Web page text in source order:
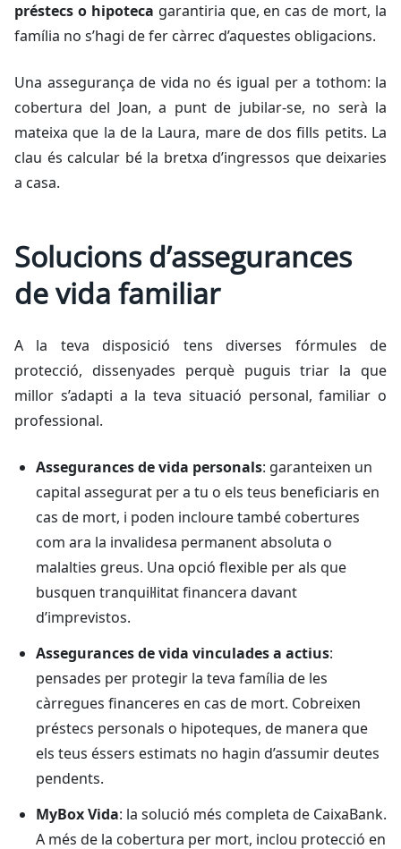
préstecs o hipoteca garantiria que, en cas de mort, la
família no s’hagi de fer càrrec d’aquestes obligacions.
Una assegurança de vida no és igual per a tothom: la
cobertura del Joan, a punt de jubilar-se, no serà la
mateixa que la de la Laura, mare de dos fills petits. La
clau és calcular bé la bretxa d’ingressos que deixaries
a casa.
Solucions d’assegurances
de vida familiar
A la teva disposició tens diverses fórmules de
protecció, dissenyades perquè puguis triar la que
millor s’adapti a la teva situació personal, familiar o
professional.
Assegurances de vida personals: garanteixen un
capital assegurat per a tu o els teus beneficiaris en
cas de mort, i poden incloure també cobertures
com ara la invalidesa permanent absoluta o
malalties greus. Una opció flexible per als que
busquen tranquil·litat financera davant
d’imprevistos.
Assegurances de vida vinculades a actius:
pensades per protegir la teva família de les
càrregues financeres en cas de mort. Cobreixen
préstecs personals o hipoteques, de manera que
els teus éssers estimats no hagin d’assumir deutes
pendents.
MyBox Vida: la solució més completa de CaixaBank.
A més de la cobertura per mort, inclou protecció en